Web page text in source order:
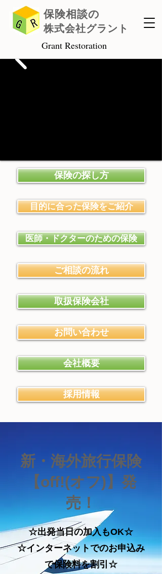
保険相談の
株式会社グラント
Grant Restoration
保険の探し方
目的に合った保険をご紹介
医師・ドクターのための保険
ご相談の流れ
取扱保険会社
会社概要
採用情報
お問い合わせ
新・海外旅行保険
【off!(オフ)】発
売！
☆出発当日の加入もOK☆
☆インターネットでのお申込み
で保険料を割引☆